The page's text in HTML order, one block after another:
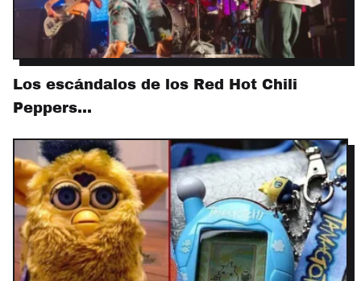
Los escándalos de los Red Hot Chili
Peppers…